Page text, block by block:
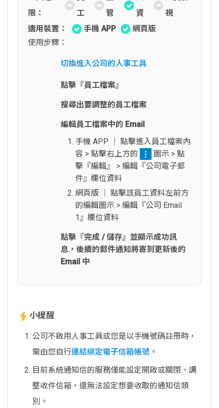
限：
工
管
資
視
適用裝置：
手機 APP
網頁版
使用步驟：
切換進入公司的人事工具
點擊『員工檔案』
搜尋出要調整的員工檔案
編輯員工檔案中的 Email
手機 APP │ 點擊進入員工檔案內
容 > 點擊右上方的
圖示 > 點
擊『編輯』 > 編輯『公司電子郵
件』欄位資料
網頁版 │ 點擊該員工資料左前方
的編輯圖示 > 編輯『公司 Email
1』欄位資料
點擊『完成 / 儲存』並顯示成功訊
息，後續的郵件通知將寄到更新後的
Email 中
小提醒
公司不啟用人事工具或您是以手機號碼註冊時，
需由您自行連結綁定電子信箱帳號 。
目前系統通知信的服務僅能設定開啟或關閉、調
整收件信箱，還無法設定想要收取的通知信類
別。